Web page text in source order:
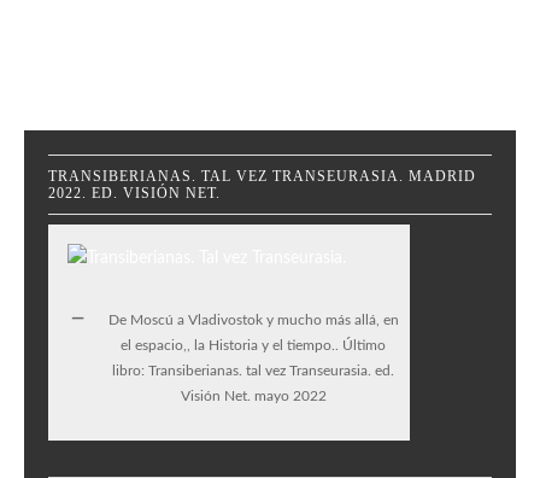
TRANSIBERIANAS. TAL VEZ TRANSEURASIA. MADRID
2022. ED. VISIÓN NET.
De Moscú a Vladivostok y mucho más allá, en
el espacio,, la Historia y el tiempo.. Último
libro: Transiberianas. tal vez Transeurasia. ed.
Visión Net. mayo 2022